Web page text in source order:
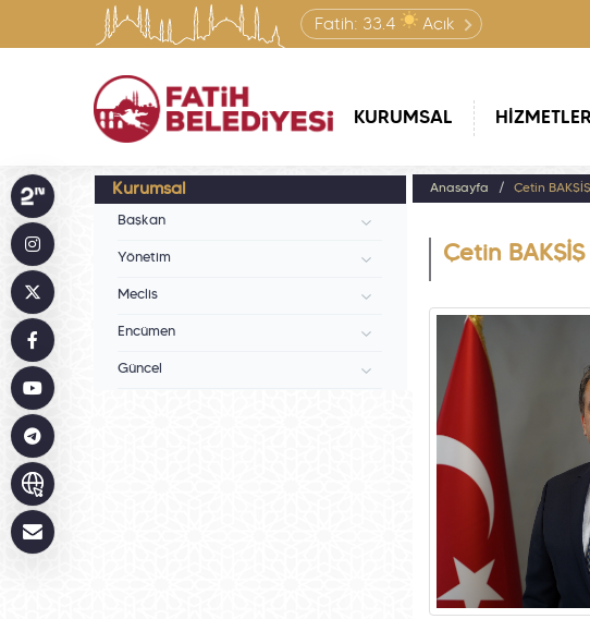
Fatih: 33.4 Açık
KURUMSAL HİZMETLER
Kurumsal
Başkan
Yönetim
Meclis
Encümen
Güncel
Anasayfa Çetin BAKŞİŞ
Çetin BAKŞİŞ